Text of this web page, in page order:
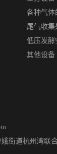
各种气体
尾气收集
低压发酵
其他设备
街道杭州湾联